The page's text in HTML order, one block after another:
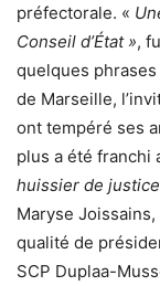
préfectorale. «
Conseil d’État »,
quelques
de Marseille,
ont tempéré ses
plus a été franchi
huissier de
Maryse
qualité de
SCP Duplaa-